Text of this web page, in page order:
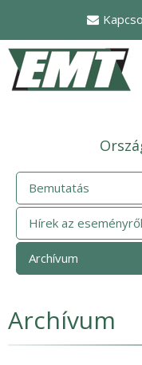
conţinutul
principal
Bemutatás
Hírek az eseményről
Archívum
Archívum